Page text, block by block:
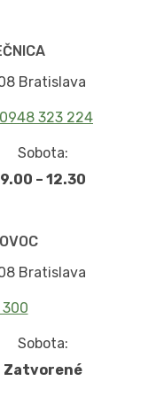
Bratislava
0948 323 224
Sobota:
9.00 – 12.30
Bratislava
Sobota:
Zatvorené